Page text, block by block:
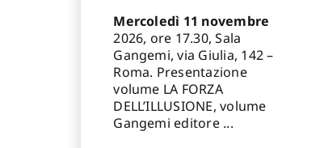
Mercoledì 11 novembre
2026, ore 17.30, Sala
Gangemi, via Giulia, 142 –
Roma. Presentazione
volume LA FORZA
DELL’ILLUSIONE, volume
Gangemi editore ...